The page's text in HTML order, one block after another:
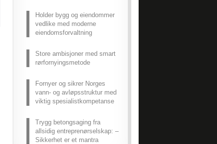
Holder bygg og eiendommer
vedlike med moderne
eiendomsforvaltning
Store ambisjoner med smart
rørfornyingsmetode
Fornyer og sikrer Norges
vann- og avløpsstruktur med
viktig spesialistkompetanse
Trygg betongsaging fra
allsidig entreprenørselskap: –
Sikkerhet er et mantra